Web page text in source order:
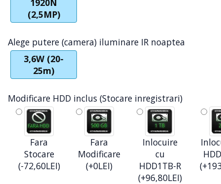
(2,5MP)
Alege putere (camera) iluminare IR noaptea
3,6W (20-
25m)
Modificare HDD inclus (Stocare inregistrari)
Fara
Stocare
(-72,60LEI)
Fara
Modificare
(+0LEI)
Inlocuire
cu
HDD1TB-R
(+96,80LEI)